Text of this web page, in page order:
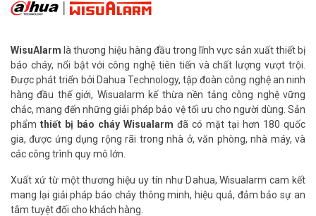
Thông số kỹ thuật chuông báo cháy Dahua
– Màu đỏ
– Âm lượng báo động trên 95dB (A) ở 3 mét
– Lắp đặt treo tường
– Dòng tiêu thụ: 30mA-45mA
– Điện áp làm việc DC 24V
– Nhiệt độ hoạt động –10°C đến +55°C (+14°F đến +131°F)
– Độ ẩm hoạt động ≤ 95% RH (không ngưng tụ)
– Kích thước: φ150 mm × 50 mm
– Bảo hành: 24 tháng
Đặt mua hàng Online ngay Dahua DHI-HY-C152 mới nhất, xin vui
WisuAlarm là thương hiệu hàng đầu trong lĩnh vực sản xuất thiết bị
báo cháy, nổi bật với công nghệ tiên tiến và chất lượng vượt trội.
Được phát triển bởi Dahua Technology, tập đoàn công nghệ an ninh
hàng đầu thế giới, Wisualarm kế thừa nền tảng công nghệ vững
chắc, mang đến những giải pháp bảo vệ tối ưu cho người dùng. Sản
phẩm thiết bị báo cháy Wisualarm đã có mặt tại hơn 180 quốc
gia, được ứng dụng rộng rãi trong nhà ở, văn phòng, nhà máy, và
các công trình quy mô lớn.
Xuất xứ từ một thương hiệu uy tín như Dahua, Wisualarm cam kết
mang lại giải pháp báo cháy thông minh, hiệu quả, đảm bảo sự an
tâm tuyệt đối cho khách hàng.